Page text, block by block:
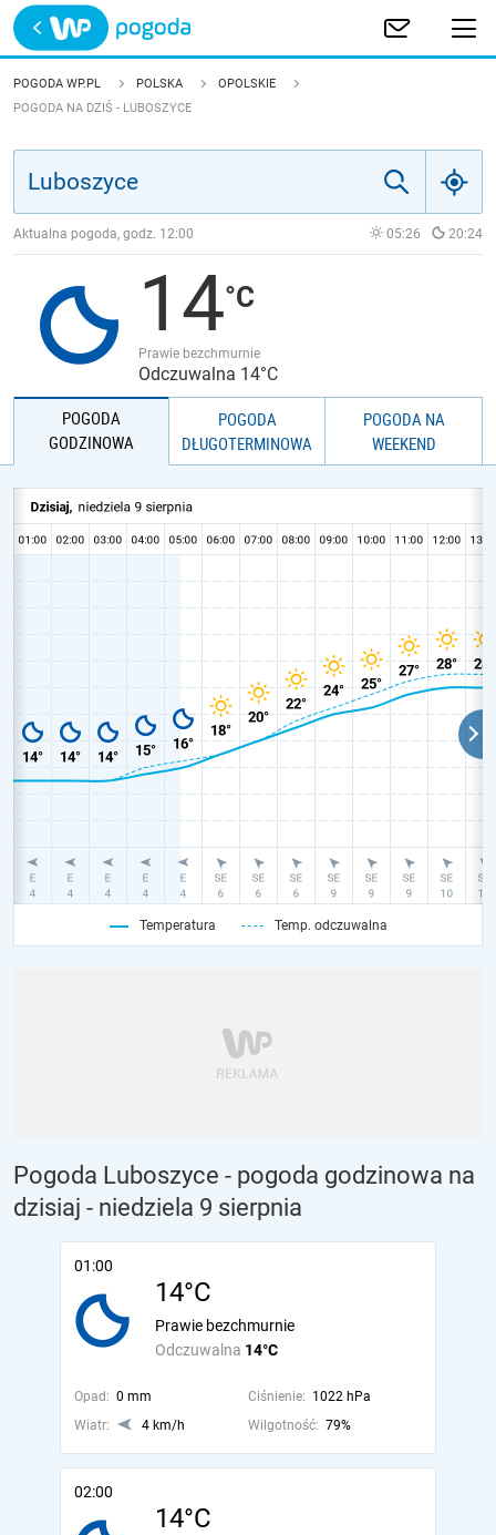
Trwa ładowanie
POLSKA
JAKOŚĆ POWIETRZA
POGODA WP.PL POLSKA
OPOLSKIE
POGODA NA DZIŚ - LUBOSZYCE
Aktualna pogoda, godz. 12:00 05:26 20:24
14
Prawie bezchmurnie
Odczuwalna 14°C
POGODA
GODZINOWA
POGODA
DŁUGOTERMINOWA
POGODA NA
WEEKEND
Temperatura Temp. odczuwalna
Pogoda Luboszyce - pogoda godzinowa na
dzisiaj - niedziela 9 sierpnia
01:00
14°C
Odczuwalna 14°C
Prawie bezchmurnie
Opad: 0 mm Ciśnienie: 1022 hPa
Wiatr:
4 km/h Wilgotność: 79%
02:00
14°C